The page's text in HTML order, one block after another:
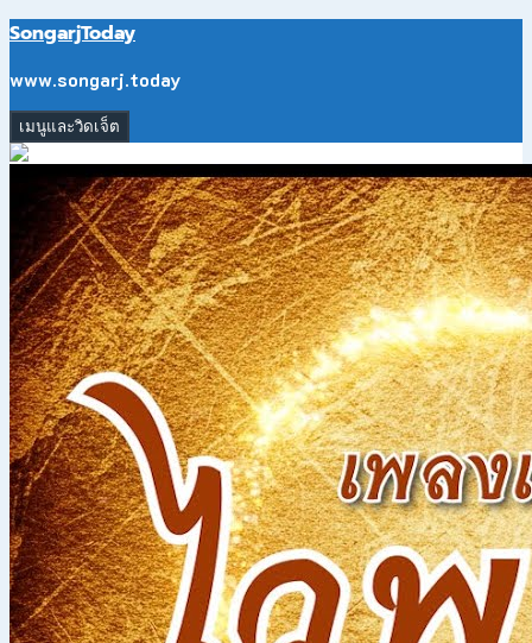
ข้าม
ยัง
SongarjToday
www.songarj.today
เมนูและวิดเจ็ต